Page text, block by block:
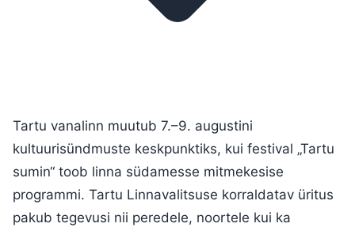
Tartu vanalinn muutub 7.–9. augustini
kultuurisündmuste keskpunktiks, kui festival „Tartu
sumin“ toob linna südamesse mitmekesise
programmi. Tartu Linnavalitsuse korraldatav üritus
pakub tegevusi nii peredele, noortele kui ka